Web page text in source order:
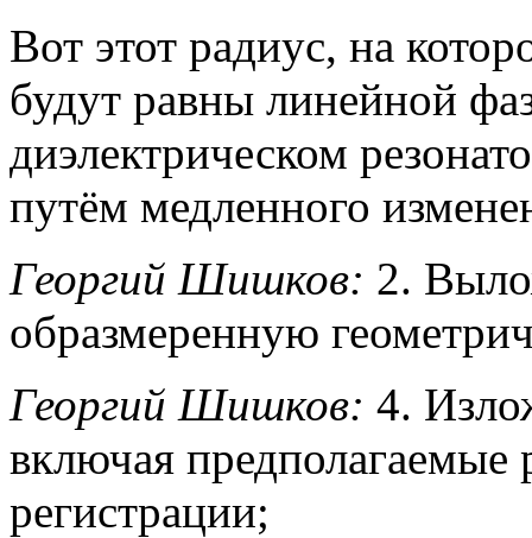
Вот этот радиус, на
будут равны линейной
диэлектрическом
путём медленного
Георгий Шишков: 2.
образмеренную
Георгий Шишков: 4.
включая предполагаемые
регистрации;